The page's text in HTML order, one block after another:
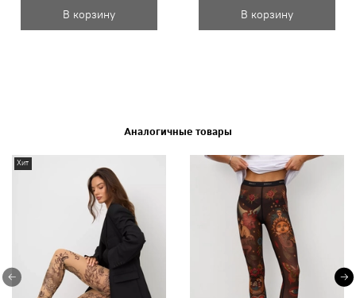
В корзину
В корзину
Аналогичные товары
Хит